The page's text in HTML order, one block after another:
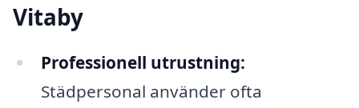
Vitaby
Professionell utrustning:
Städpersonal använder ofta